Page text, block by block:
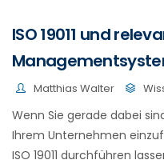
ISO 19011 und
Matthias Walter
Wenn Sie gerade dabei
Ihrem Unternehmen
ISO 19011 durchführen